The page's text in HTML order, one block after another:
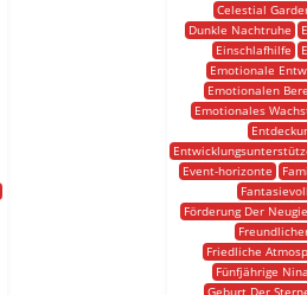
Celestial
Dunkle Nachtruhe
Einschlafhilfe
Emotionale
Emotionalen
Emotionales
Event-horizonte
Förderung Der
Friedliche
Fünfjährige Nina
Geburt Der